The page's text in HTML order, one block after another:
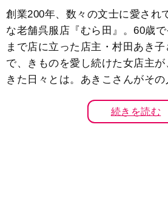
創業200年、数々の文士に愛され
な老舗呉服店『むら田』。60歳
まで店に立った店主・村田あき
で、きものを愛し続けた女店主
きた日々とは。あきこさんがそ
続きを読む